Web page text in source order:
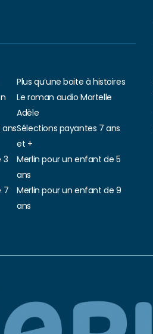
Plus qu’une boite à histoires
Le roman audio Mortelle
Adèle
Sélections payantes 7 ans
et +
3
Merlin pour un enfant de 5
ans
7
Merlin pour un enfant de 9
ans